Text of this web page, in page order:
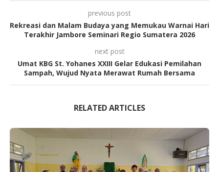
previous post
Rekreasi dan Malam Budaya yang Memukau Warnai Hari
Terakhir Jambore Seminari Regio Sumatera 2026
next post
Umat KBG St. Yohanes XXIII Gelar Edukasi Pemilahan
Sampah, Wujud Nyata Merawat Rumah Bersama
RELATED ARTICLES